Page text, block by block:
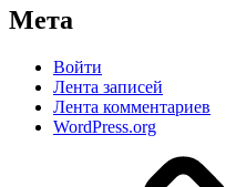
Мета
Войти
Лента записей
Лента комментариев
WordPress.org